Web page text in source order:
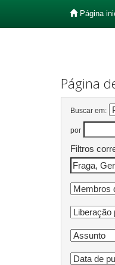
Página
Página
Buscar em:
por
Filtros